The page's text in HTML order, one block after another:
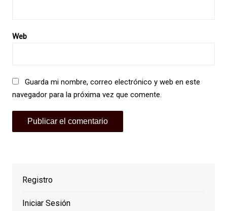
Web
Guarda mi nombre, correo electrónico y web en este
navegador para la próxima vez que comente.
Registro
Iniciar Sesión